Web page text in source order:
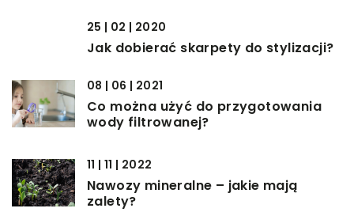
25 | 02 | 2020
Jak dobierać skarpety do stylizacji?
08 | 06 | 2021
Co można użyć do przygotowania
wody filtrowanej?
11 | 11 | 2022
Nawozy mineralne – jakie mają
zalety?